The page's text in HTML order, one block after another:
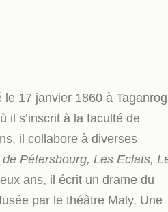
17 janvier 1860 à
il s’inscrit à la faculté de
il collabore à diverses
Pétersbourg, Les Eclats,
ans, il écrit un drame du
par le théâtre Maly. Une